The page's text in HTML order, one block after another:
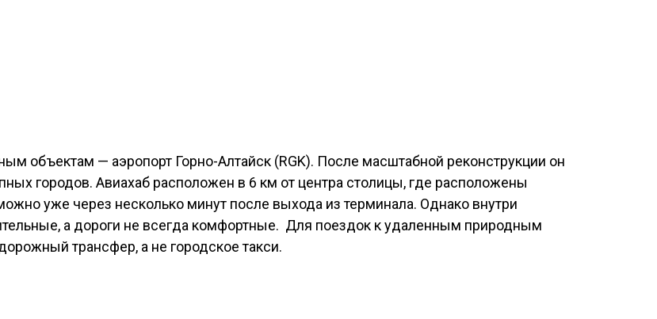
объектам — аэропорт Горно-Алтайск (RGK). После масштабной реконструкции он
городов. Авиахаб расположен в 6 км от центра столицы, где расположены
уже через несколько минут после выхода из терминала. Однако внутри
а дороги не всегда комфортные. Для поездок к удаленным природным
трансфер, а не городское такси.